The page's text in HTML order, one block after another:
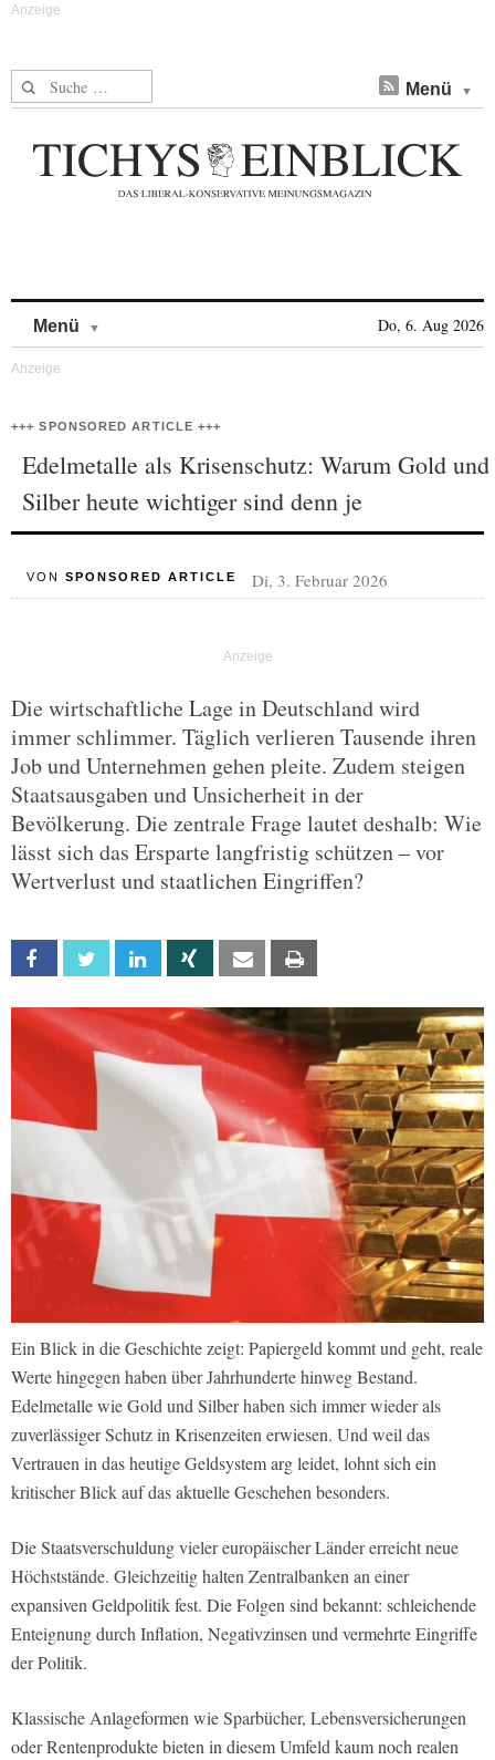
Suche nach: Menü
Menü Do, 6. Aug 2026
+++ SPONSORED ARTICLE +++
Edelmetalle als Krisenschutz: Warum Gold und
Silber heute wichtiger sind denn je
VON SPONSORED ARTICLE Di, 3. Februar 2026
Die wirtschaftliche Lage in Deutschland wird
immer schlimmer. Täglich verlieren Tausende ihren
Job und Unternehmen gehen pleite. Zudem steigen
Staatsausgaben und Unsicherheit in der
Bevölkerung. Die zentrale Frage lautet deshalb: Wie
lässt sich das Ersparte langfristig schützen – vor
Wertverlust und staatlichen Eingriffen?
Facebook Twitter Linkedin Xing Email
Ein Blick in die Geschichte zeigt: Papiergeld kommt und geht, reale
Werte hingegen haben über Jahrhunderte hinweg Bestand.
Edelmetalle wie Gold und Silber haben sich immer wieder als
zuverlässiger Schutz in Krisenzeiten erwiesen. Und weil das
Vertrauen in das heutige Geldsystem arg leidet, lohnt sich ein
kritischer Blick auf das aktuelle Geschehen besonders.
Die Staatsverschuldung vieler europäischer Länder erreicht neue
Höchststände. Gleichzeitig halten Zentralbanken an einer
expansiven Geldpolitik fest. Die Folgen sind bekannt: schleichende
Enteignung durch Inflation, Negativzinsen und vermehrte Eingriffe
der Politik.
Klassische Anlageformen wie Sparbücher, Lebensversicherungen
oder Rentenprodukte bieten in diesem Umfeld kaum noch realen